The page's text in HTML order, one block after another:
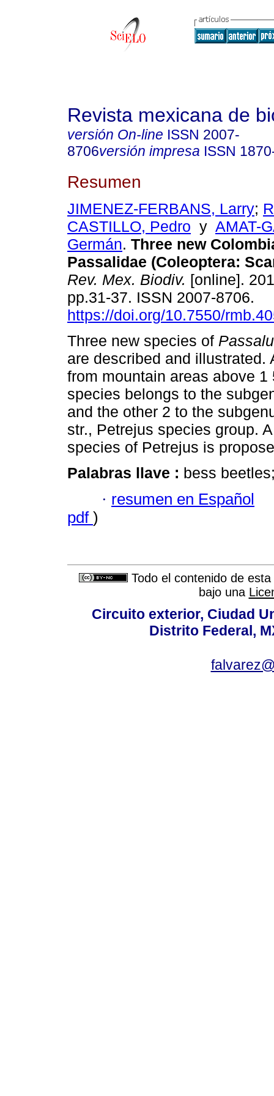
Revista mexicana de
versión On-line ISSN 2007-
8706versión impresa ISSN
Resumen
JIMENEZ-FERBANS, Larry;
CASTILLO, Pedro y AMAT-
Germán. Three new
Passalidae (Coleoptera:
Rev. Mex. Biodiv. [online].
pp.31-37. ISSN 2007-8706.
https://doi.org/10.7550/
Three new species of
are described and illustrated.
from mountain areas above 1
species belongs to the
and the other 2 to the
str., Petrejus species group.
species of Petrejus is
Palabras llave : bess
· resumen en Español
pdf )
Todo el contenido de
bajo una
Circuito exterior, Ciudad
Distrito Federal,